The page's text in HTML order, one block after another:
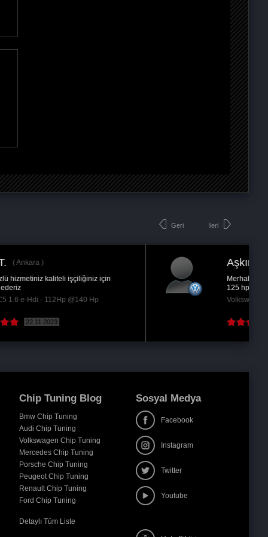
Geri
Merhabalar , sevgili arkadaşlar ben 2014 1.4 tsi
125 hp dsg bmt Passat aracı olan Remaps...
Volkswagen Passat 1.4 TSi - 122Hp @145 Hp
( Devamını oku )
İleri
Chip Tuning Blog
Bmw Chip Tuning
Audi Chip Tuning
Volkswagen Chip Tuning
Mercedes Chip Tuning
Porsche Chip Tuning
Peugeot Chip Tuning
Renault Chip Tuning
Ford Chip Tuning
Detaylı Tüm Liste
Sosyal Medya
Facebook
Instagram
Twitter
Youtube